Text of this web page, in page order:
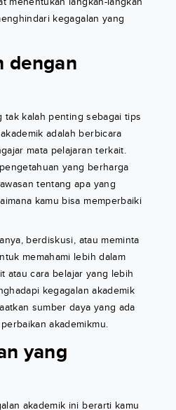
kegagalan yang
dengan
tak kalah penting sebagai tips
adalah berbicara
mata pelajaran terkait.
yang berharga
tentang apa yang
kamu bisa memperbaiki
berdiskusi, atau meminta
memahami lebih dalam
atau cara belajar yang lebih
kegagalan akademik
sumber daya yang ada
akademikmu.
yang
akademik ini berarti kamu